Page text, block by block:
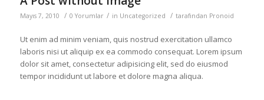
Mayıs 7, 2010 / 0 Yorumlar / in Uncategorized / tarafından Pronoid
Ut enim ad minim veniam, quis nostrud exercitation ullamco
laboris nisi ut aliquip ex ea commodo consequat. Lorem ipsum
dolor sit amet, consectetur adipisicing elit, sed do eiusmod
tempor incididunt ut labore et dolore magna aliqua.